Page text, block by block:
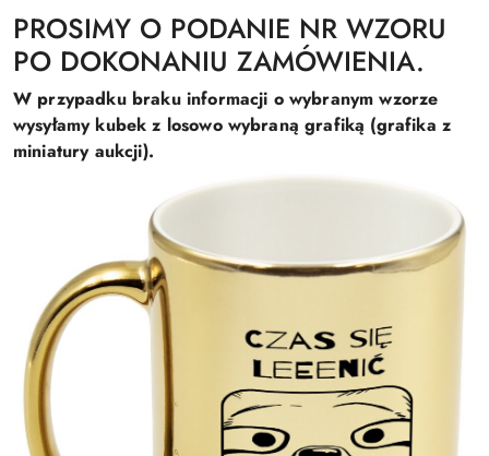
PROSIMY O PODANIE NR WZORU
PO DOKONANIU ZAMÓWIENIA.
W przypadku braku informacji o wybranym wzorze
wysyłamy kubek z losowo wybraną grafiką (grafika z
miniatury aukcji).